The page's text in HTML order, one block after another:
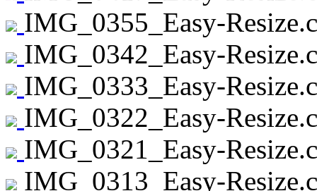
IMG_0355_Easy-
IMG_0342_Easy-
IMG_0333_Easy-
IMG_0322_Easy-
IMG_0321_Easy-
IMG_0313_Easy-